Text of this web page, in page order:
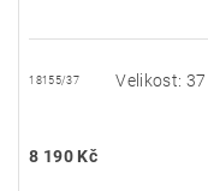
18155/37 Velikost: 37
8 190 Kč